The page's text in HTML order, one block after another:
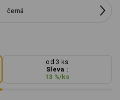
černá
od 3 ks
Sleva :
13 %/ ks